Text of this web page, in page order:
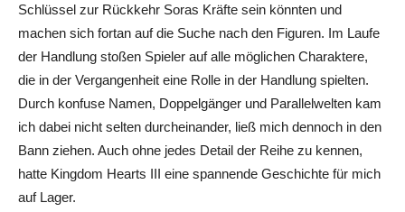
Schlüssel zur Rückkehr Soras Kräfte sein könnten und
machen sich fortan auf die Suche nach den Figuren. Im Laufe
der Handlung stoßen Spieler auf alle möglichen Charaktere,
die in der Vergangenheit eine Rolle in der Handlung spielten.
Durch konfuse Namen, Doppelgänger und Parallelwelten kam
ich dabei nicht selten durcheinander, ließ mich dennoch in den
Bann ziehen. Auch ohne jedes Detail der Reihe zu kennen,
hatte Kingdom Hearts III eine spannende Geschichte für mich
auf Lager.